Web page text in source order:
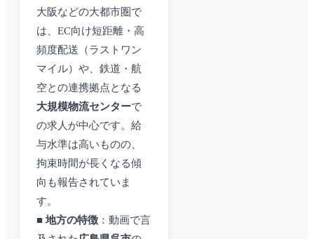
大阪などの大都市圏で
は、EC向け短距離・高
頻度配送（ラストワン
マイル）や、鉄道・航
空との連携拠点となる
大規模物流センターで
の求人が中心です。給
与水準は高いものの、
拘束時間が長くなる傾
向も報告されていま
す。
■ 地方の特徴 ：動画で言